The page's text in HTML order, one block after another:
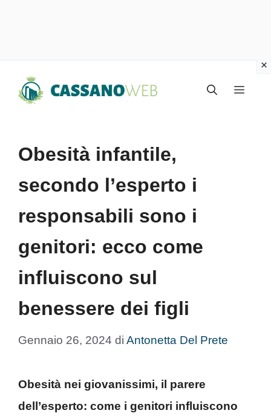
Menu
Obesità infantile,
secondo l’esperto i
responsabili sono i
genitori: ecco come
influiscono sul
benessere dei figli
Gennaio 26, 2024 di Antonetta Del Prete
Obesità nei giovanissimi, il parere
dell’esperto: come i genitori influiscono